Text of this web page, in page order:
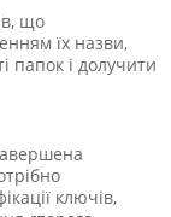
що
їх назви,
папок і долучити
ключів,